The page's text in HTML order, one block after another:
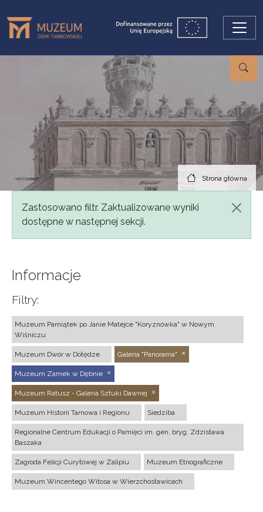
Strona główna
Komunikat
Zastosowano filtr. Zaktualizowane wyniki
dostępne w następnej sekcji.
Informacje
Filtry:
Muzeum Pamiątek po Janie Matejce "Koryznówka" w Nowym
Wiśniczu
Muzeum Dwór w Dołędze Galeria "Panorama"
Muzeum Zamek w Dębnie
Muzeum Ratusz - Galeria Sztuki Dawnej
Muzeum Historii Tarnowa i Regionu Siedziba
Regionalne Centrum Edukacji o Pamięci im. gen. bryg. Zdzisława
Baszaka
Zagroda Felicji Curyłowej w Zalipiu Muzeum Etnograficzne
Muzeum Wincentego Witosa w Wierzchosławicach